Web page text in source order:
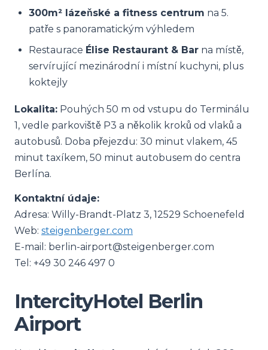
300m² lázeňské a fitness centrum na 5.
patře s panoramatickým výhledem
Restaurace Élise Restaurant & Bar na místě,
servírující mezinárodní i místní kuchyni, plus
koktejly
Lokalita: Pouhých 50 m od vstupu do Terminálu
1, vedle parkoviště P3 a několik kroků od vlaků a
autobusů. Doba přejezdu: 30 minut vlakem, 45
minut taxíkem, 50 minut autobusem do centra
Berlína.
Kontaktní údaje:
Adresa: Willy-Brandt-Platz 3, 12529 Schoenefeld
Web: steigenberger.com
E-mail: berlin-airport@steigenberger.com
Tel: +49 30 246 497 0
IntercityHotel Berlin
Airport